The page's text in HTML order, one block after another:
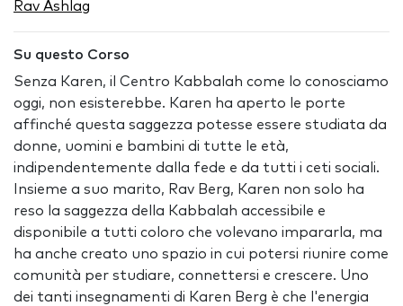
Rav Ashlag
Su questo Corso
Senza Karen, il Centro Kabbalah come lo conosciamo
oggi, non esisterebbe. Karen ha aperto le porte
affinché questa saggezza potesse essere studiata da
donne, uomini e bambini di tutte le età,
indipendentemente dalla fede e da tutti i ceti sociali.
Insieme a suo marito, Rav Berg, Karen non solo ha
reso la saggezza della Kabbalah accessibile e
disponibile a tutti coloro che volevano impararla, ma
ha anche creato uno spazio in cui potersi riunire come
comunità per studiare, connettersi e crescere. Uno
dei tanti insegnamenti di Karen Berg è che l'energia